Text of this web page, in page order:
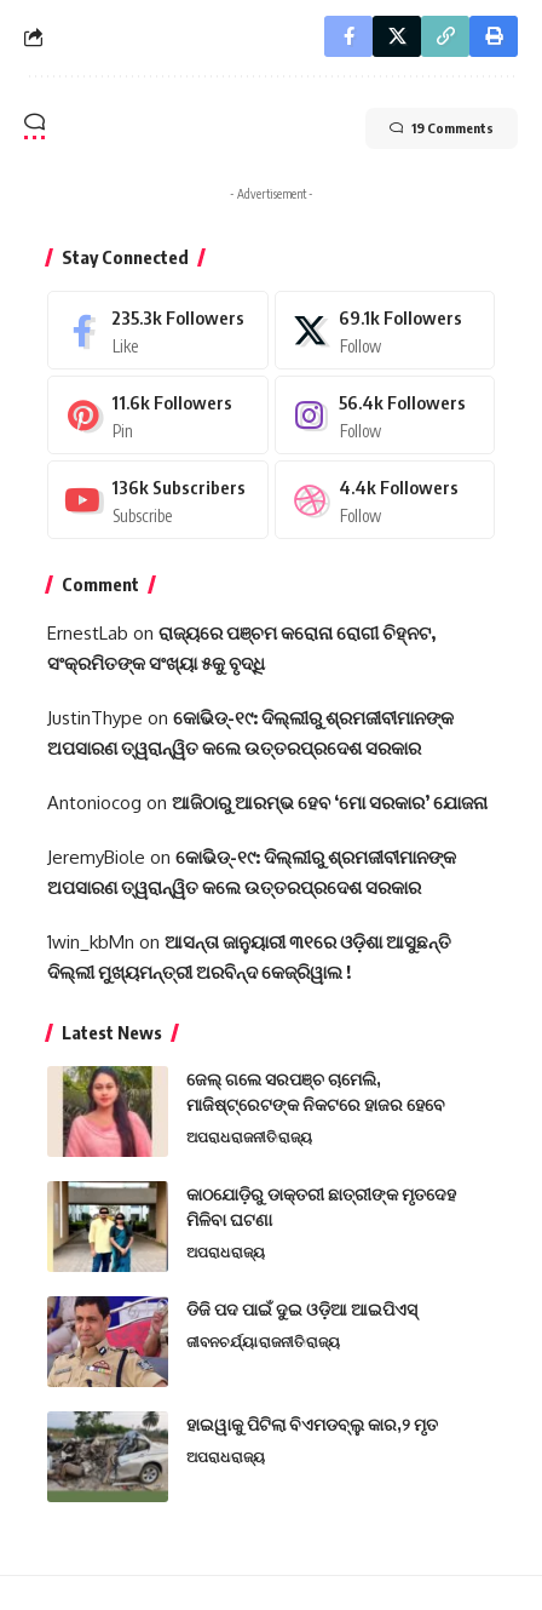
19 Comments
- Advertisement -
Stay Connected
235.3k Followers
Like
69.1k Followers
Follow
11.6k Followers
Pin
56.4k Followers
Follow
136k Subscribers
Subscribe
4.4k Followers
Follow
Comment
ErnestLab on ରାଜ୍ୟରେ ପଞ୍ଚମ କରୋନା ରୋଗୀ ଚିହ୍ନଟ,
ସଂକ୍ରମିତଙ୍କ ସଂଖ୍ୟା ୫କୁ ବୃଦ୍ଧି
JustinThype on କୋଭିଡ୍-୧୯: ଦିଲ୍ଲୀରୁ ଶ୍ରମଜୀବୀମାନଙ୍କ
ଅପସାରଣ ତ୍ୱରାନ୍ୱିତ କଲେ ଉତ୍ତରପ୍ରଦେଶ ସରକାର
Antoniocog on ଆଜିଠାରୁ ଆରମ୍ଭ ହେବ ‘ମୋ ସରକାର’ ଯୋଜନା
JeremyBiole on କୋଭିଡ୍-୧୯: ଦିଲ୍ଲୀରୁ ଶ୍ରମଜୀବୀମାନଙ୍କ
ଅପସାରଣ ତ୍ୱରାନ୍ୱିତ କଲେ ଉତ୍ତରପ୍ରଦେଶ ସରକାର
1win_kbMn on ଆସନ୍ତା ଜାନୁୟାରୀ ୩୧ରେ ଓଡ଼ିଶା ଆସୁଛନ୍ତି
ଦିଲ୍ଲୀ ମୁଖ୍ୟମନ୍ତ୍ରୀ ଅରବିନ୍ଦ କେଜ୍ରିୱାଲ !
Latest News
ଜେଲ୍ ଗଲେ ସରପଞ୍ଚ ଚାମେଲି,
ମାଜିଷ୍ଟ୍ରେଟଙ୍କ ନିକଟରେ ହାଜର ହେବେ
ଅପରାଧରାଜନୀତିରାଜ୍ୟ
କାଠଯୋଡ଼ିରୁ ଡାକ୍ତରୀ ଛାତ୍ରୀଙ୍କ ମୃତଦେହ
ମିଳିବା ଘଟଣା
ଅପରାଧରାଜ୍ୟ
ଡିଜି ପଦ ପାଇଁ ଦୁଇ ଓଡ଼ିଆ ଆଇପିଏସ୍
ଜୀବନଚର୍ଯ୍ୟାରାଜନୀତିରାଜ୍ୟ
ହାଇୱାକୁ ପିଟିଲା ବିଏମଡବ୍ଲୁ କାର,୨ ମୃତ
ଅପରାଧରାଜ୍ୟ